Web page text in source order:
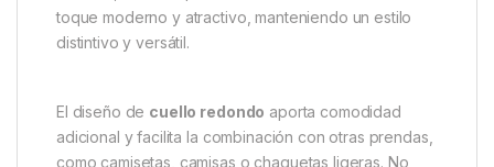
quienes buscan comodidad y estilo sin recurrir a una
sudadera con capucha. Es perfecta para los meses
Se confecciona contejido cepillado de 320 g/m²,
que proporciona un tacto extremadamente suave y